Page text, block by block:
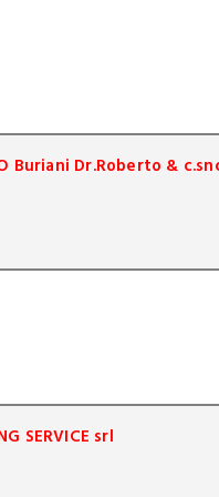
Buriani Dr.Roberto &
SERVICE srl